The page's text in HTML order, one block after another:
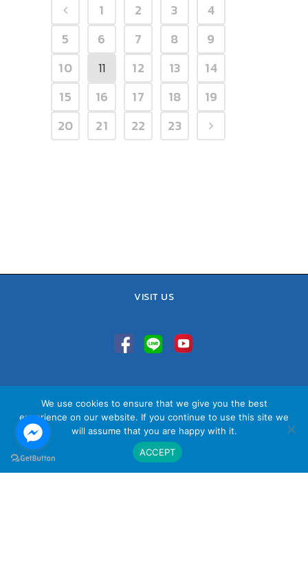
1 2 3
4
5
6 7 8
9
10
11 12 13
14
15
16 17 18
19
20
21 22 23
VISIT US
Sales Team : 084-085-6324
Email : contact@vithita.com
นโยบายทางธุรกิจ
We use cookies to ensure that we give you the best
experience on our website. If you continue to use this site we
will assume that you are happy with it.
ACCEPT